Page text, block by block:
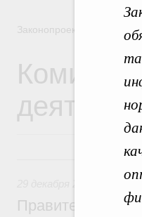
Законопроектная
Правительство